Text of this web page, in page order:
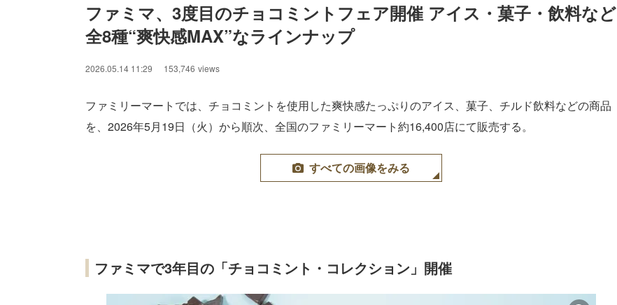
ファミマ、3度目のチョコミントフェア開催 アイス・菓子・飲料など
全8種“爽快感MAX”なラインナップ
2026.05.14 11:29 153,746 views
ファミリーマートでは、チョコミントを使用した爽快感たっぷりのアイス、菓子、チルド飲料などの商品
を、2026年5月19日（火）から順次、全国のファミリーマート約16,400店にて販売する。
すべての画像をみる
ファミマで3年目の「チョコミント・コレクション」開催